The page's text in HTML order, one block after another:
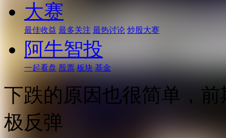
大赛
最佳收益 最多关注 最热讨论 炒股大赛
阿牛智投
一起看盘 股票 板块 基金
下跌的原因也很简单，
极反弹